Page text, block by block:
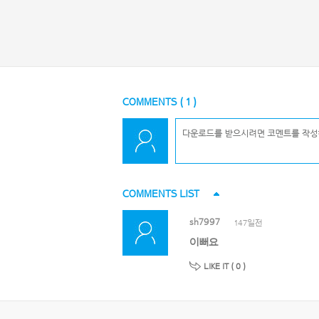
COMMENTS ( 1 )
COMMENTS LIST
sh7997 147일전
이뻐요
LIKE IT ( 0 )